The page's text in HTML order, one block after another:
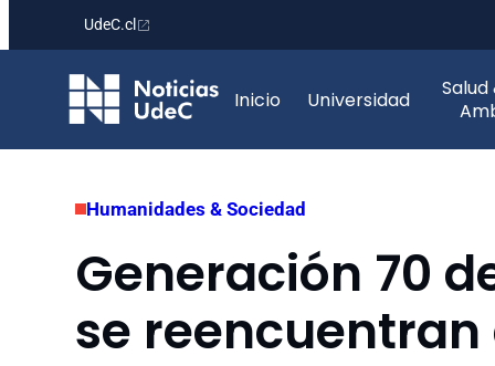
contenido
UdeC.cl
Inicio Universidad
Salud
Humanidades & Sociedad
Generación 70
se